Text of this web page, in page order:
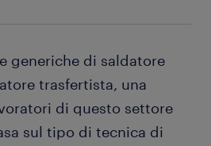
generiche di saldatore
trasfertista, una
di questo settore
sul tipo di tecnica di